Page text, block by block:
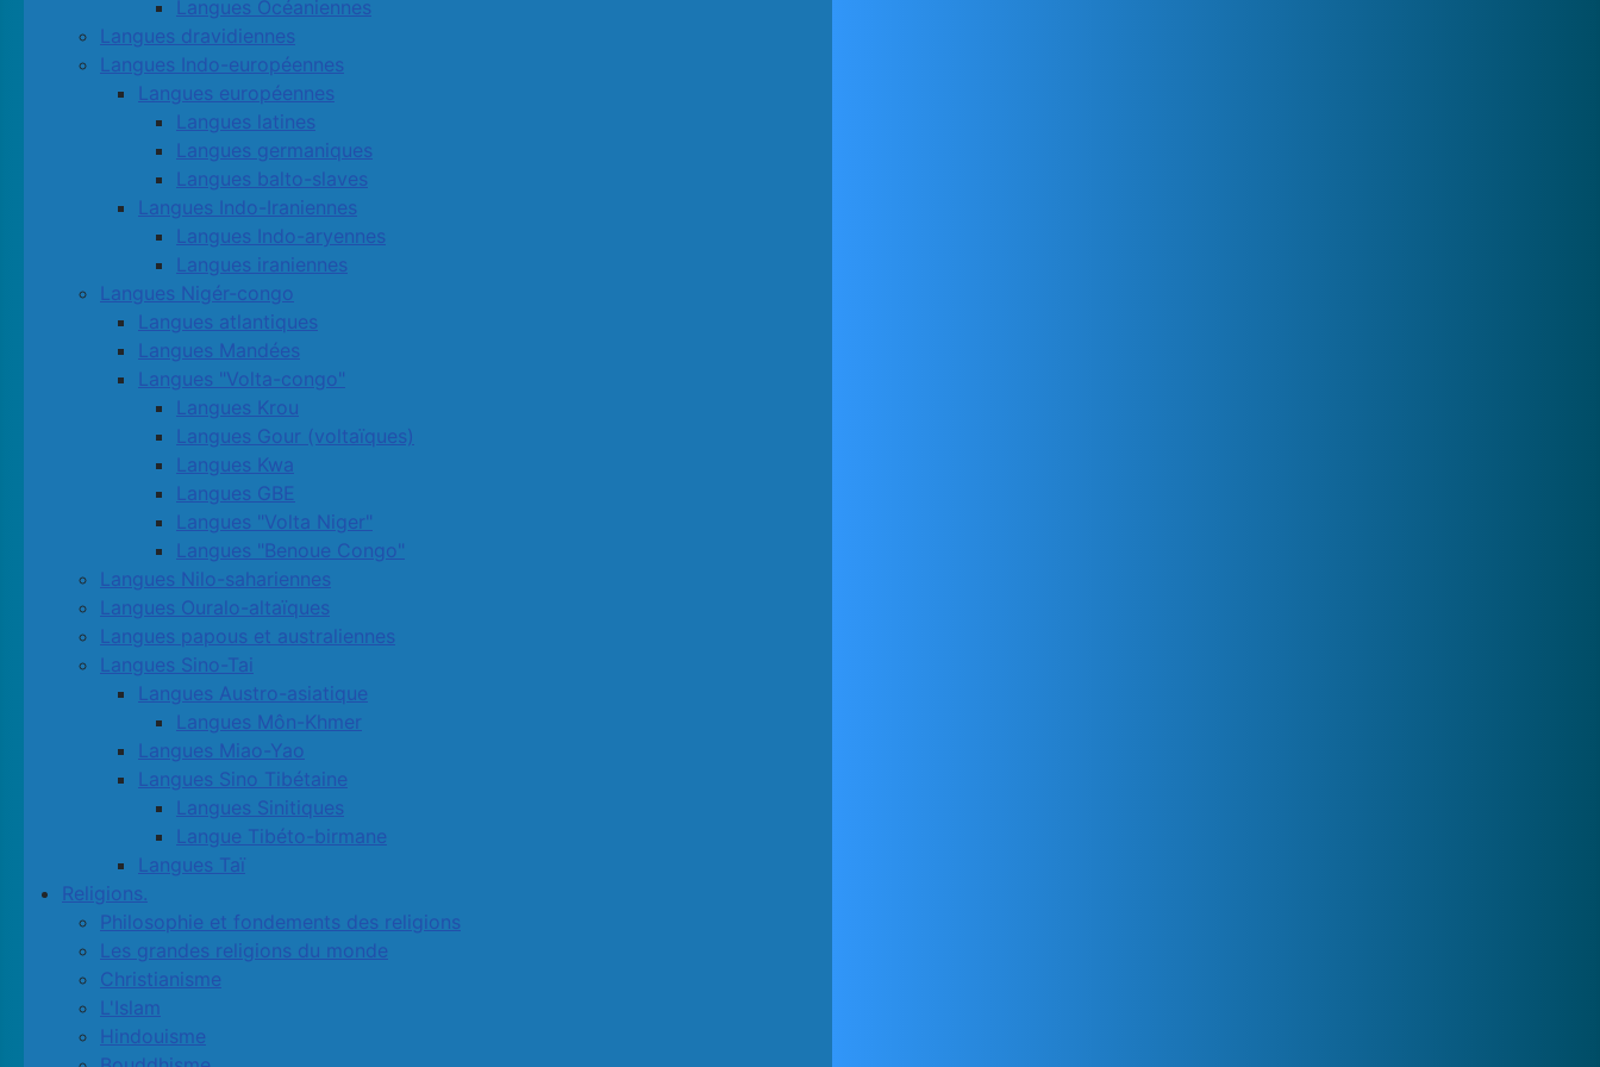
Langues Océaniennes
Langues dravidiennes
Langues Indo-européennes
Langues européennes
Langues latines
Langues germaniques
Langues balto-slaves
Langues Indo-Iraniennes
Langues Indo-aryennes
Langues iraniennes
Langues Nigér-congo
Langues atlantiques
Langues Mandées
Langues "Volta-congo"
Langues Krou
Langues Gour (voltaïques)
Langues Kwa
Langues GBE
Langues "Volta Niger"
Langues "Benoue Congo"
Langues Nilo-sahariennes
Langues Ouralo-altaïques
Langues papous et australiennes
Langues Sino-Tai
Langues Austro-asiatique
Langues Môn-Khmer
Langues Miao-Yao
Langues Sino Tibétaine
Langues Sinitiques
Langue Tibéto-birmane
Langues Taï
Religions.
Philosophie et fondements des religions
Les grandes religions du monde
Christianisme
L'Islam
Hindouisme